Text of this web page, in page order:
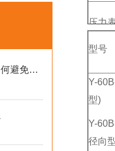
全不锈钢耐震压力表的机芯如何避免磨损？
压力
型号
Y-
型)
Y-
径向